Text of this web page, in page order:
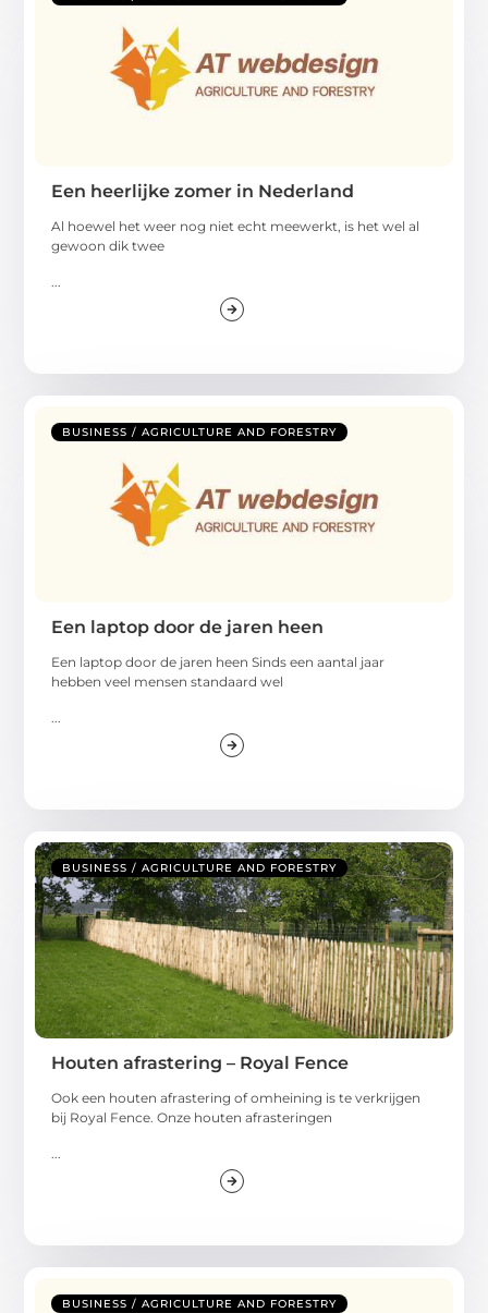
Een heerlijke zomer in Nederland
Al hoewel het weer nog niet echt meewerkt, is het wel al
gewoon dik twee
BUSINESS / AGRICULTURE AND FORESTRY
Een laptop door de jaren heen
Een laptop door de jaren heen Sinds een aantal jaar
hebben veel mensen standaard wel
BUSINESS / AGRICULTURE AND FORESTRY
Houten afrastering – Royal Fence
Ook een houten afrastering of omheining is te verkrijgen
bij Royal Fence. Onze houten afrasteringen
BUSINESS / AGRICULTURE AND FORESTRY